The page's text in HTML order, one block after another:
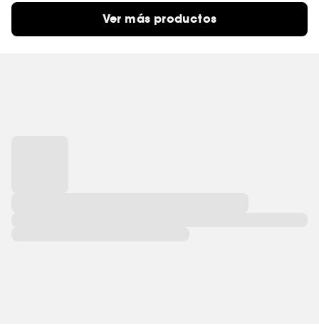
Ver más productos